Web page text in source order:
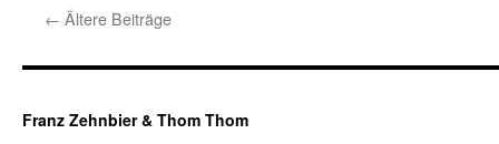
← Ältere Beiträge
Franz Zehnbier & Thom Thom